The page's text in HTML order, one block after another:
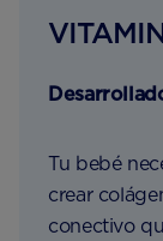
Tu bebé
crear
conectivo